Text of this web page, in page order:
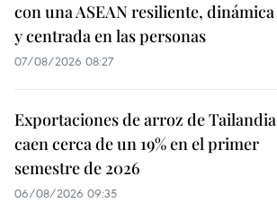
con una ASEAN resiliente, dinámica
y centrada en las personas
07/08/2026 08:27
Exportaciones de arroz de Tailandia
caen cerca de un 19% en el primer
semestre de 2026
06/08/2026 09:35